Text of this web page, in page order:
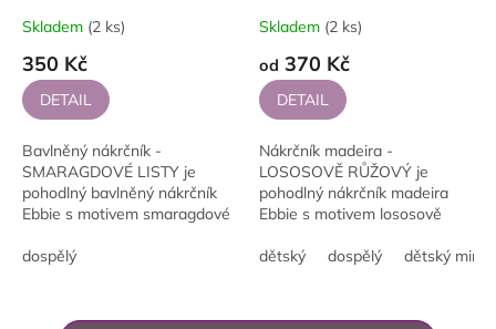
Skladem (2 ks)
350 Kč
DETAIL
Bavlněný nákrčník -
SMARAGDOVÉ LISTY je
pohodlný bavlněný nákrčník
Ebbie s motivem smaragdové
Měkké složení 95 % bavlna, 5
dospělý
Skladem (2 ks)
od 370 Kč
DETAIL
Nákrčník madeira -
LOSOSOVĚ RŮŽOVÝ je
pohodlný nákrčník madeira
Ebbie s motivem lososově
růžová. Měkké složení 80 %
dětský dospělý dětský mini